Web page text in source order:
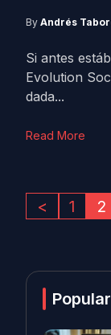
By Andrés
Si antes
Evolution
dada...
Read More
< 1 2
Popular